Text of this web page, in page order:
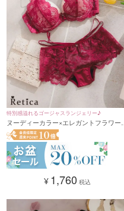
特別感溢れるゴージャスランジェリー♪
ヌーディーカラー×エレガントフラワーレ
ースコードカップブラジャー&ショーツ
セット★(ワインレッド)(B~F,65~80)
¥ 1,760 税込